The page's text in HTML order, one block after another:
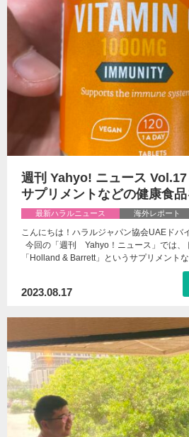
週刊 Yahyo! ニュース
サプリメントなどの健康食
最新ハラルニュース 海外レポート
こんにちは！ハラルジャパン協会UAEドバ
今回の「週刊 Yahyo！ニュース」では、
「Holland & Barrett」というサプリメント
2023.08.17